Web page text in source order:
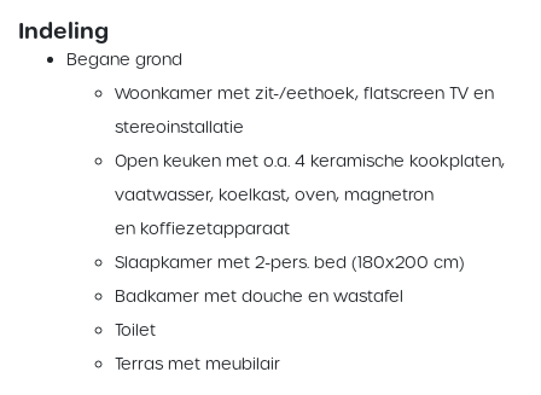
Indeling
Begane grond
Woonkamer met zit-/eethoek, flatscreen TV en
stereoinstallatie
Open keuken met o.a. 4 keramische kookplaten,
vaatwasser, koelkast, oven, magnetron
en koffiezetapparaat
Slaapkamer met 2-pers. bed (180x200 cm)
Badkamer met douche en wastafel
Toilet
Terras met meubilair